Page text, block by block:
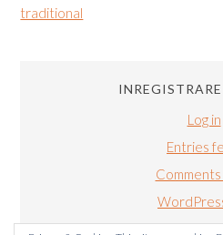
traditional
Log in
Entries